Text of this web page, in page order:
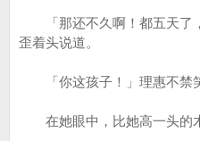
「那还不久啊！都五天了
歪着头说道。
「你这孩子！」理惠不禁笑
在她眼中，比她高一头的木